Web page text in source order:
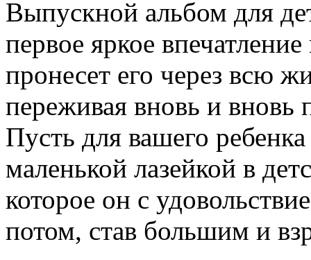
Выпускной альбом для
первое яркое
пронесет его через всю
переживая вновь и вновь
Пусть для вашего
маленькой лазейкой в
которое он с
потом, став большим и